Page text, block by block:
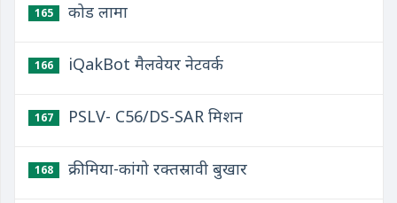
165 कोड लामा
166 iQakBot मैलवेयर नेटवर्क
167 PSLV- C56/DS-SAR मिशन
168 क्रीमिया-कांगो रक्तस्रावी बुखार